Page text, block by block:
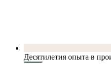
Десятилетия опыта в